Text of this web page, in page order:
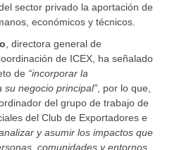
sector privado la aportación de
económicos y técnicos.
, directora general de
de ICEX, ha señalado
de “incorporar la
negocio principal” , por lo que,
del grupo de trabajo de
del Club de Exportadores e
y asumir los impactos que
comunidades y entornos